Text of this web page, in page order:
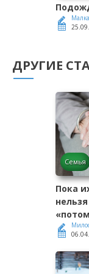
ДРУГИЕ
Семья
Пока